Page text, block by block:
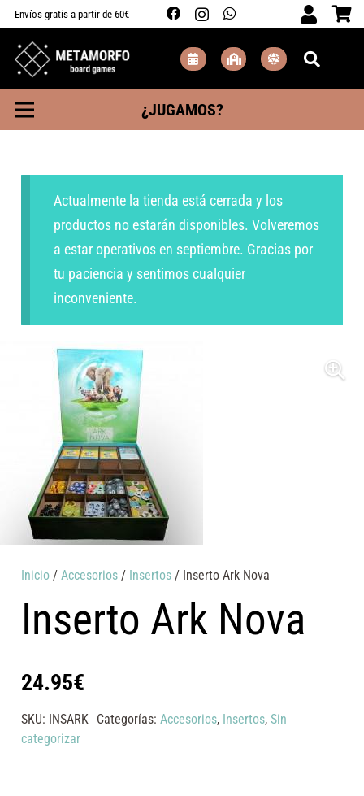
Envíos gratis a partir de 60€
¿JUGAMOS?
Actualmente la tienda está cerrada y los
productos no estarán disponibles. Volveremos
a estar operativos en septiembre. Gracias por
tu paciencia y sentimos cualquier
inconveniente.
Inicio /Accesorios / Insertos / Inserto Ark Nova
Inserto Ark Nova
24.95€
SKU: INSARK Categorías: Accesorios, Insertos, Sin
categorizar